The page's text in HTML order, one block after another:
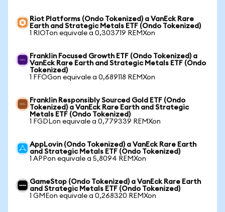
Riot Platforms (Ondo Tokenized) a VanEck Rare
Earth and Strategic Metals ETF (Ondo Tokenized)
1 RIOTon equivale a 0,303719 REMXon
Franklin Focused Growth ETF (Ondo Tokenized) a
VanEck Rare Earth and Strategic Metals ETF (Ondo
Tokenized)
1 FFOGon equivale a 0,689118 REMXon
Franklin Responsibly Sourced Gold ETF (Ondo
Tokenized) a VanEck Rare Earth and Strategic
Metals ETF (Ondo Tokenized)
1 FGDLon equivale a 0,779339 REMXon
AppLovin (Ondo Tokenized) a VanEck Rare Earth
and Strategic Metals ETF (Ondo Tokenized)
1 APPon equivale a 5,8094 REMXon
GameStop (Ondo Tokenized) a VanEck Rare Earth
and Strategic Metals ETF (Ondo Tokenized)
1 GMEon equivale a 0,268320 REMXon